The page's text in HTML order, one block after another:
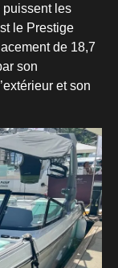
puissent les
le Prestige
de 18,7
son
et son